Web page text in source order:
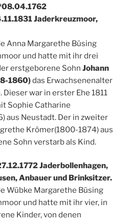
Jaderkreuzmoor,
Anna Margarethe Büsing
und hatte mit ihr drei
erstgeborene Sohn Johann
1860)das Erwachsenenalter
war in erster Ehe 1811
Sophie Catharine
aus Neustadt. Der in zweiter
Krömer(1800-1874) aus
Sohn verstarb als Kind.
Jaderbollenhagen,
Anbauer und Brinksitzer.
Wübke Margarethe Büsing
und hatte mit ihr vier, in
Kinder, von denen